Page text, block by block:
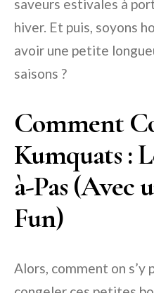
saveurs estivales à
hiver. Et puis, soyons
avoir une petite
saisons ?
Comment
Kumquats :
à-Pas (Avec
Fun)
Alors, comment on